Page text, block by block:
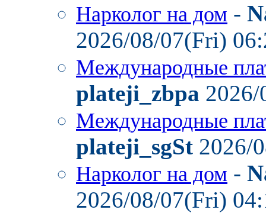
Нарколог на дом -
2026/08/07(Fri)
Международные
plateji_zbpa
Международные
plateji_sgSt 2026/
Нарколог на дом -
2026/08/07(Fri)